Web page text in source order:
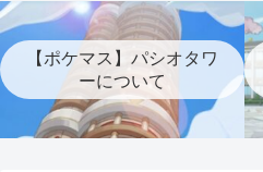
【ポケマス】パシオタワ
ーについて